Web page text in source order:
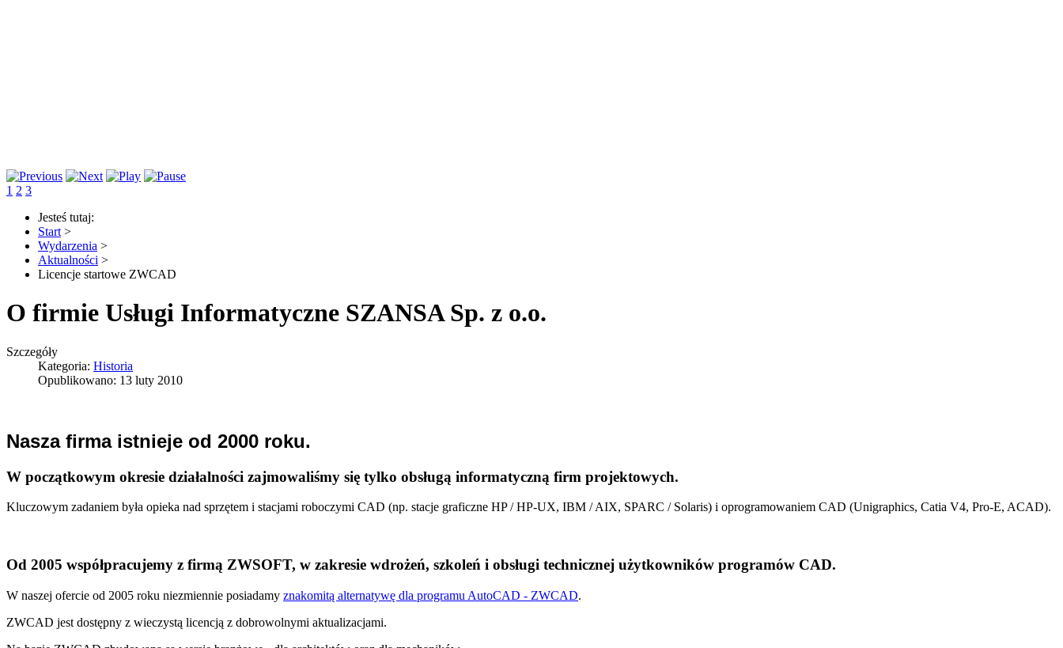
1 2 3
Jesteś tutaj:
Start >
Wydarzenia >
Aktualności >
Licencje startowe ZWCAD
O firmie Usługi Informatyczne SZANSA Sp. z o.o.
Szczegóły
Kategoria: Historia
Opublikowano: 13 luty 2010
Nasza firma istnieje od 2000 roku.
W początkowym okresie działalności zajmowaliśmy się tylko obsługą informatyczną firm projektowych.
Kluczowym zadaniem była opieka nad sprzętem i stacjami roboczymi CAD (np. stacje graficzne HP / HP-UX, IBM / AIX, SPARC / Solaris) i oprogramowaniem CAD (Unigraphics, Catia V4, Pro-E, ACAD).
Od 2005 współpracujemy z firmą ZWSOFT, w zakresie wdrożeń, szkoleń i obsługi technicznej użytkowników programów CAD.
W naszej ofercie od 2005 roku niezmiennie posiadamy znakomitą alternatywę dla programu AutoCAD - ZWCAD.
ZWCAD jest dostępny z wieczystą licencją z dobrowolnymi aktualizacjami.